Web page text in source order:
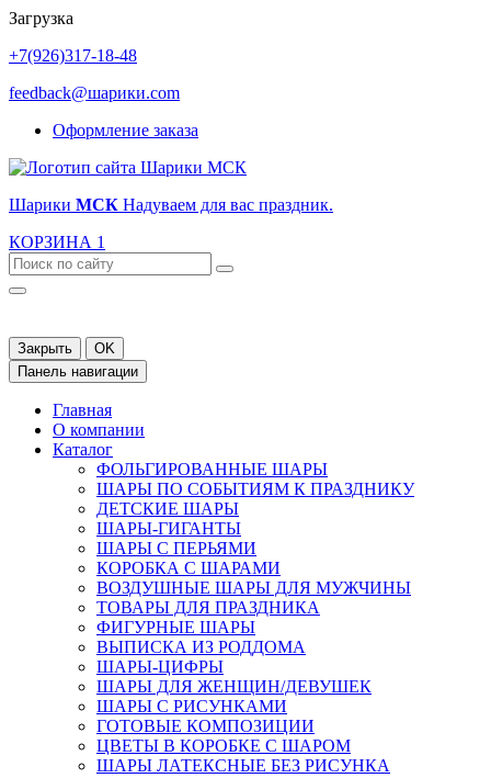
Загрузка
+7(926)317-18-48
feedback@шарики.com
Оформление заказа
Шарики МСК Надуваем для вас праздник.
КОРЗИНА 1
Закрыть
OK
Панель навигации
Главная
О компании
Каталог
ФОЛЬГИРОВАННЫЕ ШАРЫ
ШАРЫ ПО СОБЫТИЯМ К ПРАЗДНИКУ
ДЕТСКИЕ ШАРЫ
ШАРЫ-ГИГАНТЫ
ШАРЫ С ПЕРЬЯМИ
КОРОБКА С ШАРАМИ
ВОЗДУШНЫЕ ШАРЫ ДЛЯ МУЖЧИНЫ
ТОВАРЫ ДЛЯ ПРАЗДНИКА
ФИГУРНЫЕ ШАРЫ
ВЫПИСКА ИЗ РОДДОМА
ШАРЫ-ЦИФРЫ
ШАРЫ ДЛЯ ЖЕНЩИН/ДЕВУШЕК
ШАРЫ С РИСУНКАМИ
ГОТОВЫЕ КОМПОЗИЦИИ
ЦВЕТЫ В КОРОБКЕ С ШАРОМ
ШАРЫ ЛАТЕКСНЫЕ БЕЗ РИСУНКА